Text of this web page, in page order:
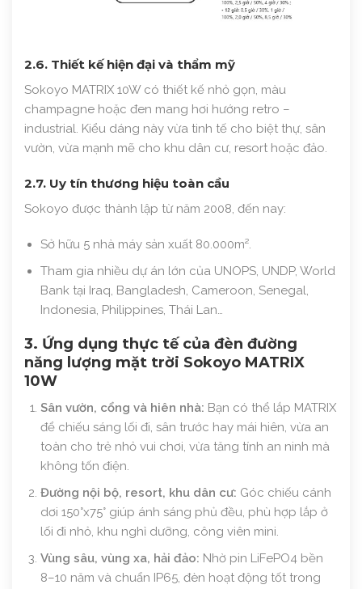
2.6. Thiết kế hiện đại và thẩm mỹ
Sokoyo MATRIX 10W có thiết kế nhỏ gọn, màu
champagne hoặc đen mang hơi hướng retro –
industrial. Kiểu dáng này vừa tinh tế cho biệt thự, sân
vườn, vừa mạnh mẽ cho khu dân cư, resort hoặc đảo.
2.7. Uy tín thương hiệu toàn cầu
Sokoyo được thành lập từ năm 2008, đến nay:
Sở hữu 5 nhà máy sản xuất 80.000m².
Tham gia nhiều dự án lớn của UNOPS, UNDP, World
Bank tại Iraq, Bangladesh, Cameroon, Senegal,
Indonesia, Philippines, Thái Lan…
3. Ứng dụng thực tế của đèn đường
năng lượng mặt trời Sokoyo MATRIX
10W
Sân vườn, cổng và hiên nhà: Bạn có thể lắp MATRIX
để chiếu sáng lối đi, sân trước hay mái hiên, vừa an
toàn cho trẻ nhỏ vui chơi, vừa tăng tính an ninh mà
không tốn điện.
Đường nội bộ, resort, khu dân cư: Góc chiếu cánh
dơi 150°x75° giúp ánh sáng phủ đều, phù hợp lắp ở
lối đi nhỏ, khu nghỉ dưỡng, công viên mini.
Vùng sâu, vùng xa, hải đảo: Nhờ pin LiFePO4 bền
8–10 năm và chuẩn IP65, đèn hoạt động tốt trong